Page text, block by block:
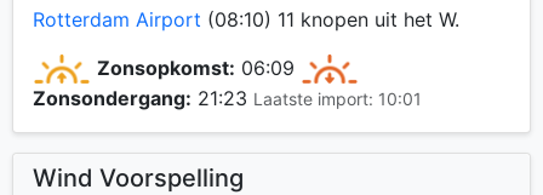
Rotterdam Airport (08:10) 11 knopen uit het W.
Zonsopkomst: 06:09
Zonsondergang: 21:23 Laatste import: 10:01
Wind Voorspelling